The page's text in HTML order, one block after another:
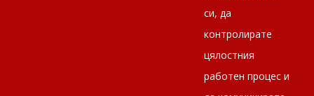
си, да
контролирате
цялостния
работен процес и